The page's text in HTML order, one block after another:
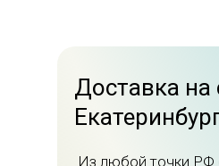
Доставка на
Из любой точки РФ